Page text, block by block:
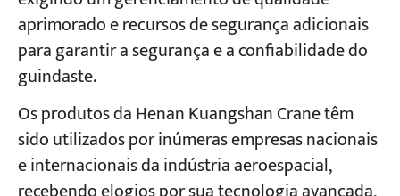
Projetos
Blogs
Notícias
Aplicações
Sobre nós
Contate-nos
aprimorado e recursos de segurança adicionais
para garantir a segurança e a confiabilidade do
guindaste.
Os produtos da Henan Kuangshan Crane têm
sido utilizados por inúmeras empresas nacionais
e internacionais da indústria aeroespacial,